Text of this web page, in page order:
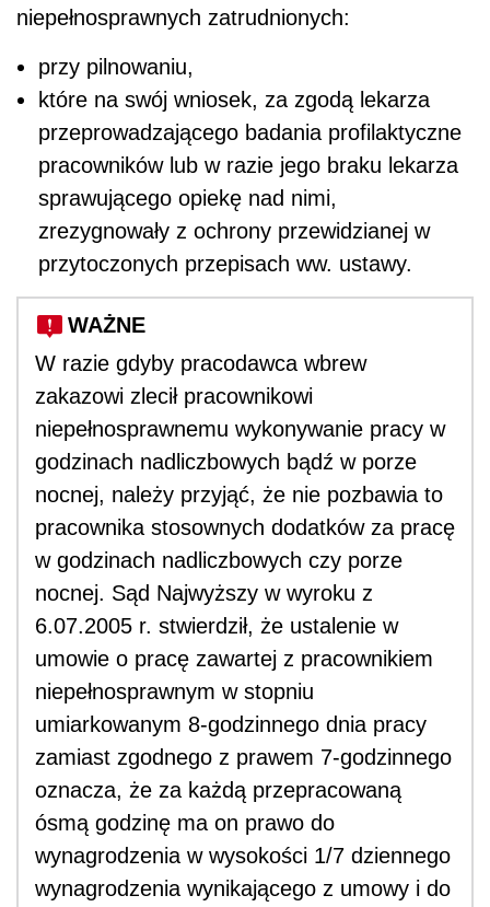
niepełnosprawnych zatrudnionych:
przy pilnowaniu,
które na swój wniosek, za zgodą lekarza
przeprowadzającego badania profilaktyczne
pracowników lub w razie jego braku lekarza
sprawującego opiekę nad nimi,
zrezygnowały z ochrony przewidzianej w
przytoczonych przepisach ww. ustawy.
WAŻNE
W razie gdyby pracodawca wbrew
zakazowi zlecił pracownikowi
niepełnosprawnemu wykonywanie pracy w
godzinach nadliczbowych bądź w porze
nocnej, należy przyjąć, że nie pozbawia to
pracownika stosownych dodatków za pracę
w godzinach nadliczbowych czy porze
nocnej. Sąd Najwyższy w wyroku z
6.07.2005 r. stwierdził, że ustalenie w
umowie o pracę zawartej z pracownikiem
niepełnosprawnym w stopniu
umiarkowanym 8-godzinnego dnia pracy
zamiast zgodnego z prawem 7-godzinnego
oznacza, że za każdą przepracowaną
ósmą godzinę ma on prawo do
wynagrodzenia w wysokości 1/7 dziennego
wynagrodzenia wynikającego z umowy i do